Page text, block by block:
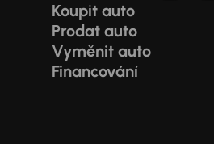
Koupit auto
Prodat auto
Vyměnit auto
Financování